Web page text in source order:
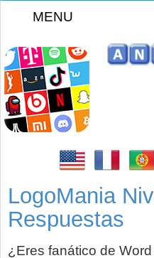
MENU
LogoMania
Respuestas
¿Eres fanático de